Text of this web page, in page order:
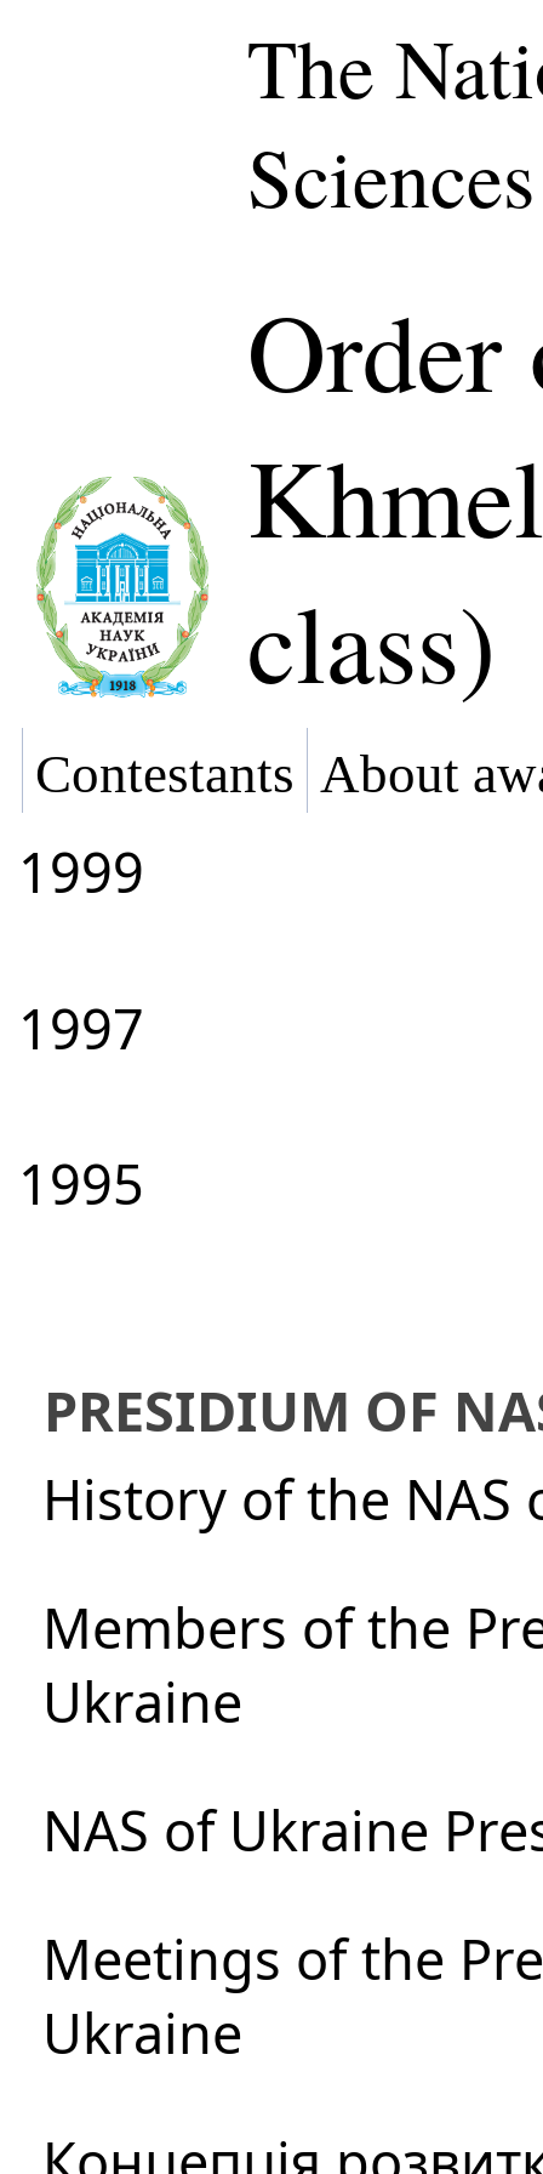
The
Order
class)
Contestants About
1999
1997
1995
PRESIDIUM OF
History of the NAS
Members of the
Ukraine
NAS of Ukraine
Meetings of the
Ukraine